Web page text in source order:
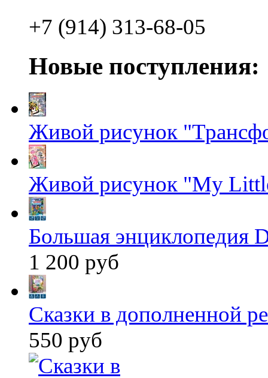
+7 (914) 313-68-05
Новые поступления:
Живой рисунок
Живой рисунок "My
Большая энциклопедия
1 200 руб
Сказки в дополненной
550 руб